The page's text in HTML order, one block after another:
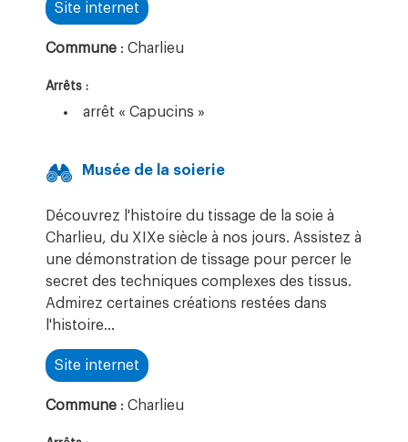
Site internet
Commune : Charlieu
Arrêts :
arrêt « Capucins »
Musée de la soierie
Découvrez l'histoire du tissage de la soie à
Charlieu, du XIXe siècle à nos jours. Assistez à
une démonstration de tissage pour percer le
secret des techniques complexes des tissus.
Admirez certaines créations restées dans
l'histoire…
Site internet
Commune : Charlieu